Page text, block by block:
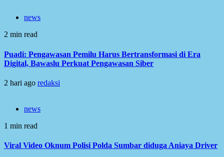
news
2 min read
Puadi: Pengawasan Pemilu Harus Bertransformasi di Era
Digital, Bawaslu Perkuat Pengawasan Siber
2 hari ago redaksi
news
1 min read
Viral Video Oknum Polisi Polda Sumbar diduga Aniaya Driver